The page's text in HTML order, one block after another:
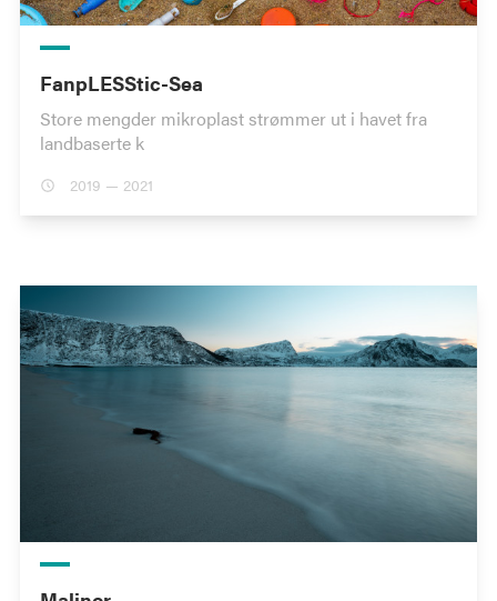
FanpLESStic-Sea
Store mengder mikroplast strømmer ut i havet fra
landbaserte k
2019 — 2021